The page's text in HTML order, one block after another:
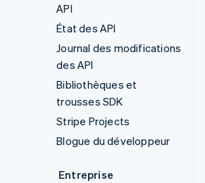
API
État des API
Journal des modifications
des API
Bibliothèques et
trousses SDK
Stripe Projects
Blogue du développeur
Entreprise